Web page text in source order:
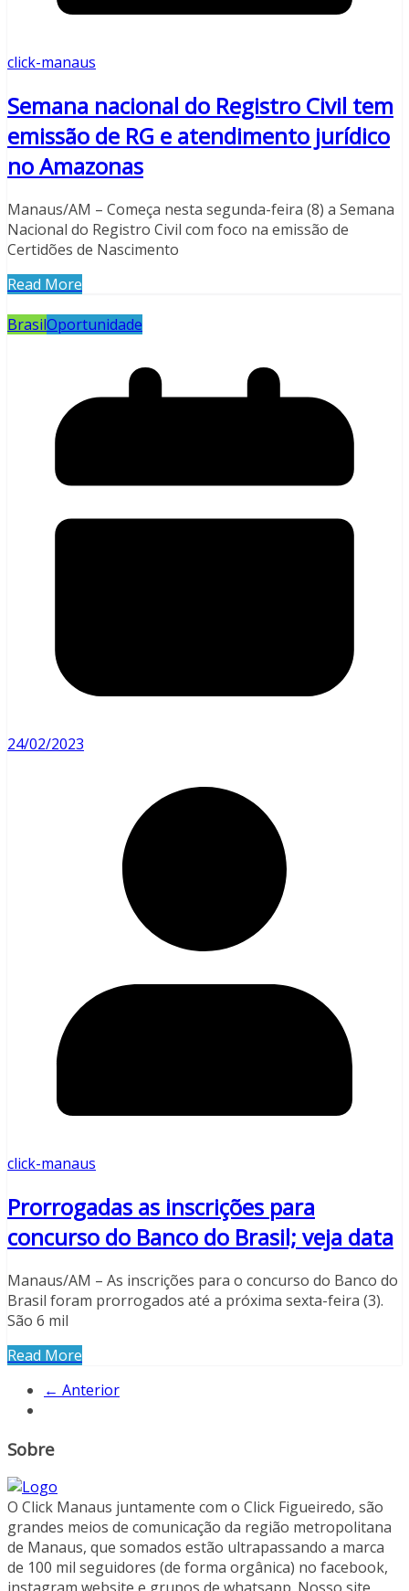
click-manaus
Semana nacional do Registro Civil tem
emissão de RG e atendimento jurídico
no Amazonas
Manaus/AM – Começa nesta segunda-feira (8) a Semana
Nacional do Registro Civil com foco na emissão de
Certidões de Nascimento
Read More
BrasilOportunidade
24/02/2023
click-manaus
Prorrogadas as inscrições para
concurso do Banco do Brasil; veja data
Manaus/AM – As inscrições para o concurso do Banco do
Brasil foram prorrogados até a próxima sexta-feira (3).
São 6 mil
Read More
← Anterior
Sobre
O Click Manaus juntamente com o Click Figueiredo, são
grandes meios de comunicação da região metropolitana
de Manaus, que somados estão ultrapassando a marca
de 100 mil seguidores (de forma orgânica) no facebook,